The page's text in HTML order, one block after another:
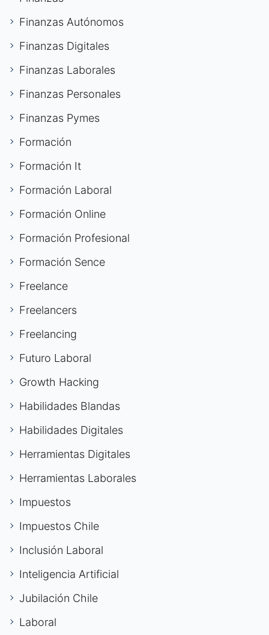
Finanzas Autónomos
Finanzas Digitales
Finanzas Laborales
Finanzas Personales
Finanzas Pymes
Formación
Formación It
Formación Laboral
Formación Online
Formación Profesional
Formación Sence
Freelance
Freelancers
Freelancing
Futuro Laboral
Growth Hacking
Habilidades Blandas
Habilidades Digitales
Herramientas Digitales
Herramientas Laborales
Impuestos
Impuestos Chile
Inclusión Laboral
Inteligencia Artificial
Jubilación Chile
Laboral